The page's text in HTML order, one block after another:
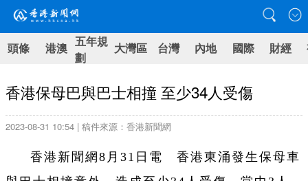
頭條 港澳 五年規
劃
大灣區 台灣 內地 國際 財經
香港保母巴與巴士相撞 至少34人受傷
2023-08-31 10:54 | 稿件來源：香港新聞網
香港新聞網8月31日電 香港東涌發生保母車